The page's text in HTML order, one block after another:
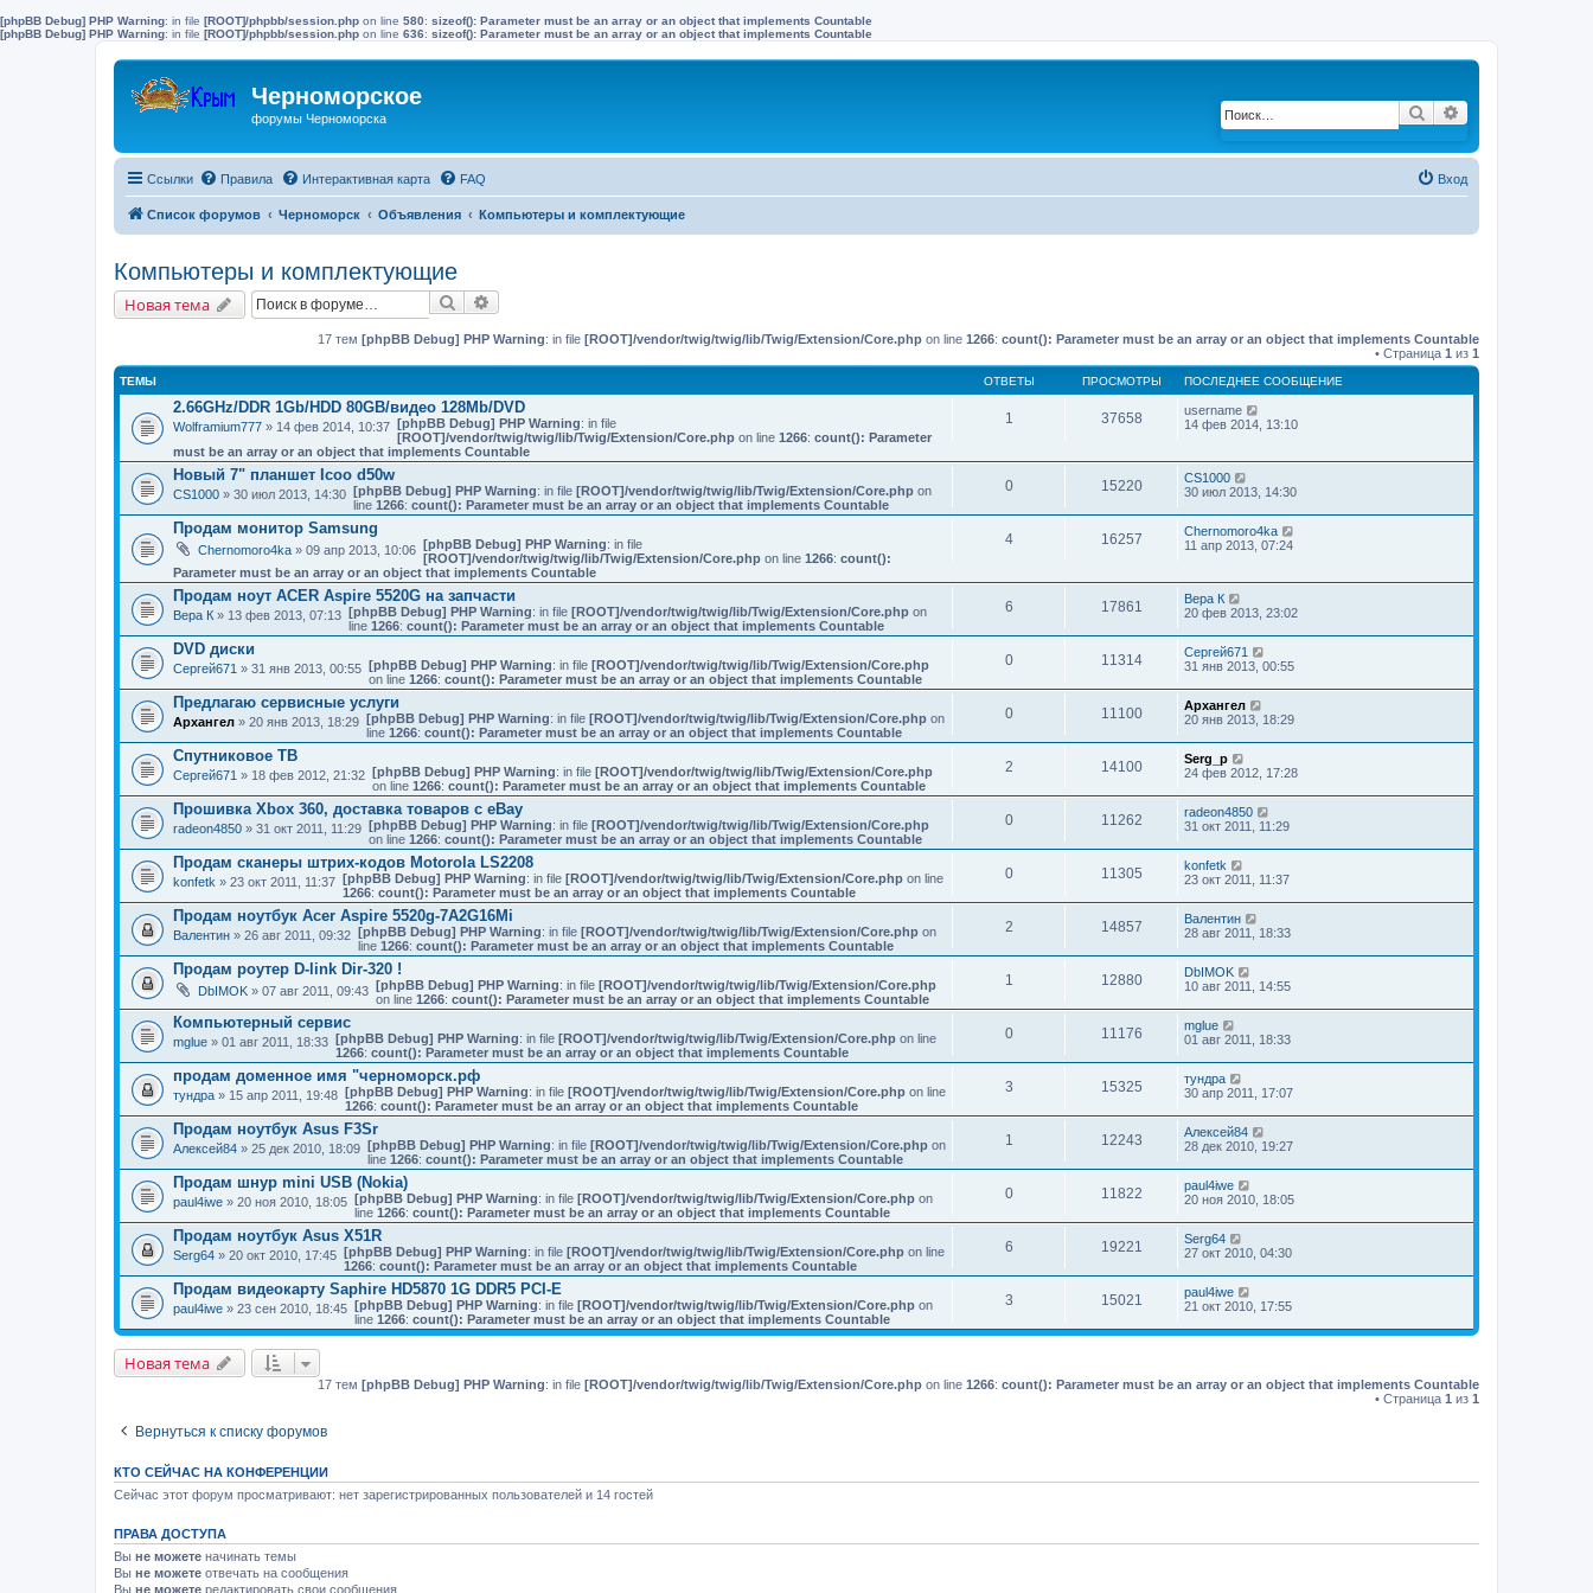
[phpBB Debug] PHP Warning: in file [ROOT]/phpbb/session.php on line 580: sizeof(): Parameter must be an array or an object that implements Countable
[phpBB Debug] PHP Warning: in file [ROOT]/phpbb/session.php on line 636: sizeof(): Parameter must be an array or an object that implements Countable
Черноморское
форумы Черноморска Поиск
Ссылки Правила Интерактивная карта FAQ Вход
Список форумов Черноморск Объявления Компьютеры и комплектующие
Компьютеры и комплектующие
Новая тема Поиск
17 тем [phpBB Debug] PHP Warning: in file [ROOT]/vendor/twig/twig/lib/Twig/Extension/Core.php on line 1266: count(): Parameter must be an array or an object that implements Countable
• Страница 1 из 1
ТЕМЫ ОТВЕТЫ ПРОСМОТРЫ ПОСЛЕДНЕЕ СООБЩЕНИЕ
2.66GHz/DDR 1Gb/HDD 80GB/видео 128Mb/DVD
Wolframium777 » 14 фев 2014, 10:37 [phpBB Debug] PHP Warning: in file
[ROOT]/vendor/twig/twig/lib/Twig/Extension/Core.phpon line 1266: count(): Parameter
must be an array or an object that implements Countable
1 37658
username
14 фев 2014, 13:10
Новый 7" планшет Icoo d50w
CS1000 » 30 июл 2013, 14:30 [phpBB Debug] PHP Warning: in file [ROOT]/vendor/twig/twig/lib/Twig/Extension/Core.phpon
line 1266: count(): Parameter must be an array or an object that implements Countable
0 15220
CS1000
30 июл 2013, 14:30
Продам монитор Samsung
Chernomoro4ka » 09 апр 2013, 10:06 [phpBB Debug] PHP Warning: in file
[ROOT]/vendor/twig/twig/lib/Twig/Extension/Core.phpon line 1266: count():
Parameter must be an array or an object that implements Countable
4 16257
Chernomoro4ka
11 апр 2013, 07:24
Продам ноут ACER Aspire 5520G на запчасти
Вера К » 13 фев 2013, 07:13 [phpBB Debug] PHP Warning: in file [ROOT]/vendor/twig/twig/lib/Twig/Extension/Core.phpon
line 1266: count(): Parameter must be an array or an object that implements Countable
6 17861
Вера К
20 фев 2013, 23:02
DVD диски
Сергей671 » 31 янв 2013, 00:55 [phpBB Debug] PHP Warning: in file [ROOT]/vendor/twig/twig/lib/Twig/Extension/Core.php
on line 1266: count(): Parameter must be an array or an object that implements Countable
0 11314
Сергей671
31 янв 2013, 00:55
Предлагаю сервисные услуги
Архангел » 20 янв 2013, 18:29 [phpBB Debug] PHP Warning: in file [ROOT]/vendor/twig/twig/lib/Twig/Extension/Core.phpon
line 1266: count(): Parameter must be an array or an object that implements Countable
0 11100
Архангел
20 янв 2013, 18:29
Спутниковое ТВ
Сергей671 » 18 фев 2012, 21:32 [phpBB Debug] PHP Warning: in file [ROOT]/vendor/twig/twig/lib/Twig/Extension/Core.php
on line 1266: count(): Parameter must be an array or an object that implements Countable
2 14100
Serg_p
24 фев 2012, 17:28
Прошивка Xbox 360, доставка товаров с eBay
radeon4850 » 31 окт 2011, 11:29 [phpBB Debug] PHP Warning: in file [ROOT]/vendor/twig/twig/lib/Twig/Extension/Core.php
on line 1266: count(): Parameter must be an array or an object that implements Countable
0 11262
radeon4850
31 окт 2011, 11:29
Продам сканеры штрих-кодов Motorola LS2208
konfetk » 23 окт 2011, 11:37 [phpBB Debug] PHP Warning: in file [ROOT]/vendor/twig/twig/lib/Twig/Extension/Core.phpon line
1266: count(): Parameter must be an array or an object that implements Countable
0 11305
konfetk
23 окт 2011, 11:37
Продам ноутбук Acer Aspire 5520g-7A2G16Mi
Валентин » 26 авг 2011, 09:32 [phpBB Debug] PHP Warning: in file [ROOT]/vendor/twig/twig/lib/Twig/Extension/Core.phpon
line 1266: count(): Parameter must be an array or an object that implements Countable
2 14857
Валентин
28 авг 2011, 18:33
Продам роутер D-link Dir-320 !
DbIMOK » 07 авг 2011, 09:43 [phpBB Debug] PHP Warning: in file [ROOT]/vendor/twig/twig/lib/Twig/Extension/Core.php
on line 1266: count(): Parameter must be an array or an object that implements Countable
1 12880
DbIMOK
10 авг 2011, 14:55
Компьютерный сервис
mglue » 01 авг 2011, 18:33 [phpBB Debug] PHP Warning: in file [ROOT]/vendor/twig/twig/lib/Twig/Extension/Core.phpon line
1266: count(): Parameter must be an array or an object that implements Countable
0 11176
mglue
01 авг 2011, 18:33
продам доменное имя "черноморск.рф
тундра » 15 апр 2011, 19:48 [phpBB Debug] PHP Warning: in file [ROOT]/vendor/twig/twig/lib/Twig/Extension/Core.phpon line
1266: count(): Parameter must be an array or an object that implements Countable
3 15325
тундра
30 апр 2011, 17:07
Продам ноутбук Asus F3Sr
Алексей84 » 25 дек 2010, 18:09 [phpBB Debug] PHP Warning: in file [ROOT]/vendor/twig/twig/lib/Twig/Extension/Core.phpon
line 1266: count(): Parameter must be an array or an object that implements Countable
1 12243
Алексей84
28 дек 2010, 19:27
Продам шнур mini USB (Nokia)
paul4iwe » 20 ноя 2010, 18:05 [phpBB Debug] PHP Warning: in file [ROOT]/vendor/twig/twig/lib/Twig/Extension/Core.phpon
line 1266: count(): Parameter must be an array or an object that implements Countable
0 11822
paul4iwe
20 ноя 2010, 18:05
Продам ноутбук Asus X51R
Serg64 » 20 окт 2010, 17:45 [phpBB Debug] PHP Warning: in file [ROOT]/vendor/twig/twig/lib/Twig/Extension/Core.phpon line
1266: count(): Parameter must be an array or an object that implements Countable
6 19221
Serg64
27 окт 2010, 04:30
Продам видеокарту Saphire HD5870 1G DDR5 PCI-E
paul4iwe » 23 сен 2010, 18:45 [phpBB Debug] PHP Warning: in file [ROOT]/vendor/twig/twig/lib/Twig/Extension/Core.phpon
line 1266: count(): Parameter must be an array or an object that implements Countable
3 15021
paul4iwe
21 окт 2010, 17:55
Новая тема
17 тем [phpBB Debug] PHP Warning: in file [ROOT]/vendor/twig/twig/lib/Twig/Extension/Core.php on line 1266: count(): Parameter must be an array or an object that implements Countable
• Страница 1 из 1
Вернуться к списку форумов
КТО СЕЙЧАС НА КОНФЕРЕНЦИИ
Сейчас этот форум просматривают: нет зарегистрированных пользователей и 14 гостей
ПРАВА ДОСТУПА
Вы не можете начинать темы
Вы не можете отвечать на сообщения
Вы не можете редактировать свои сообщения